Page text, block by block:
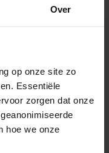
Over
op onze site zo
Essentiële
zorgen dat onze
hoe we onze
bij
voor